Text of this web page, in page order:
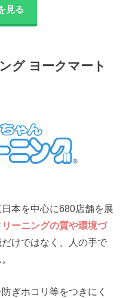
見る
グ ヨークマート
本を中心に680店舗を展
リーニングの質や環境づ
けではなく、人の手で
ぎホコリ等をつきにく